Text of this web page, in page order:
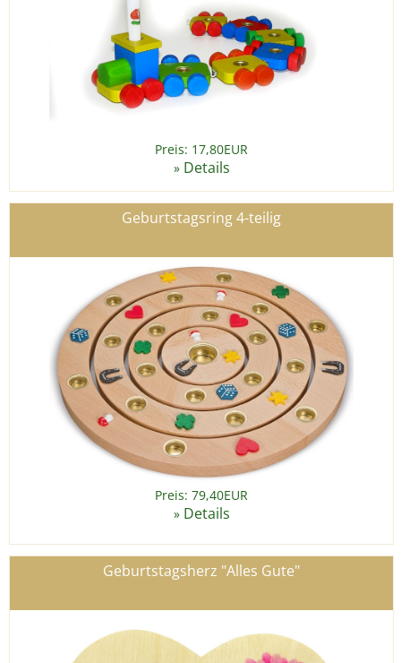
Preis: 17,80EUR
» Details
Geburtstagsring 4-teilig
Preis: 79,40EUR
» Details
Geburtstagsherz "Alles Gute"